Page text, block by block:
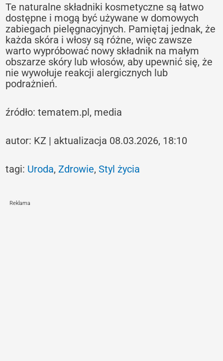
Te naturalne składniki kosmetyczne są łatwo
dostępne i mogą być używane w domowych
zabiegach pielęgnacyjnych. Pamiętaj jednak, że
każda skóra i włosy są różne, więc zawsze
warto wypróbować nowy składnik na małym
obszarze skóry lub włosów, aby upewnić się, że
nie wywołuje reakcji alergicznych lub
podrażnień.
źródło: tematem.pl, media
autor: KZ | aktualizacja 08.03.2026, 18:10
tagi: Uroda,Zdrowie,Styl życia
Reklama